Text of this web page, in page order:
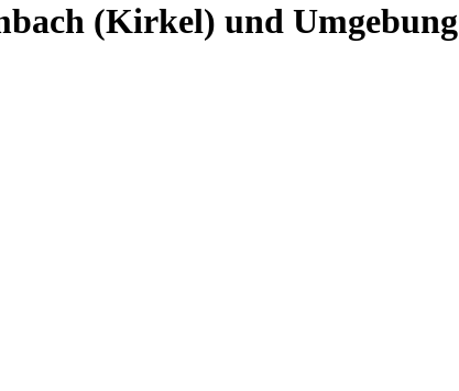
(Kirkel) und Umgebung